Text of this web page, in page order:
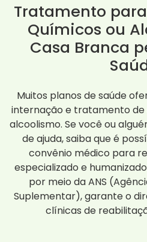
Tratamento
Químicos ou
Casa Branca
Muitos planos de saúde
internação e tratamento
alcoolismo. Se você ou
de ajuda, saiba que é
convênio médico para
especializado e
por meio da ANS
Suplementar), garante o
clínicas de